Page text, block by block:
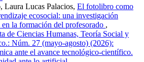
Laura Lucas Palacios, El fotolibro como
ecosocial: una investigación
en la formación del profesorado ,
de Ciencias Humanas, Teoría Social y
Núm. 27 (mayo-agosto) (2026):
ante el avance tecnológico-científico.